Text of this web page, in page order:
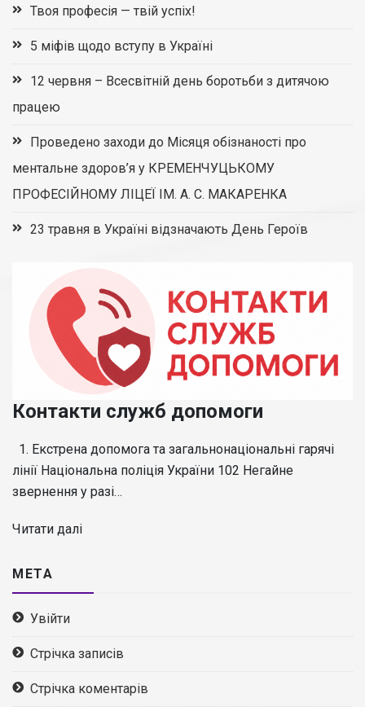
Твоя професія — твій успіх!
5 міфів щодо вступу в Україні
12 червня – Всесвітній день боротьби з дитячою
працею
Проведено заходи до Місяця обізнаності про
ментальне здоров’я у КРЕМЕНЧУЦЬКОМУ
ПРОФЕСІЙНОМУ ЛІЦЕЇ ІМ. А. С. МАКАРЕНКА
23 травня в Україні відзначають День Героїв
Контакти служб допомоги
1. Екстрена допомога та загальнонаціональні гарячі
лінії Національна поліція України 102 Негайне
звернення у разі…
Читати далі
МЕТА
Увійти
Стрічка записів
Стрічка коментарів